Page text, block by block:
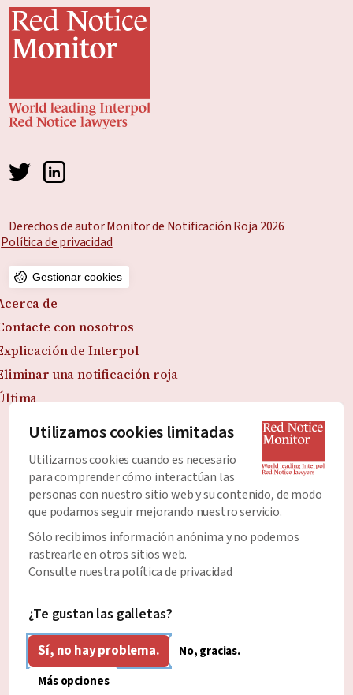
Utilizamos cookies limitadas
Utilizamos cookies cuando es necesario
para comprender cómo interactúan las
personas con nuestro sitio web y su contenido, de modo
que podamos seguir mejorando nuestro servicio.
Sólo recibimos información anónima y no podemos
rastrearle en otros sitios web.
Consulte nuestra política de privacidad
¿Te gustan las galletas?
Sí, no hay problema.
No, gracias.
Más opciones
Derechos de autor Monitor de Notificación Roja 2026
Política de privacidad
Gestionar cookies
de
con nosotros
de Interpol
una notificación roja
Únete al Boletín
Manténgase al día con todas las últimas noticias y
desarrollos sobre las Notificaciones Rojas.
Dirección de correo electrónico*